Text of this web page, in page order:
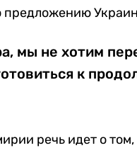
предложению
мы не хотим
к
речь идет о